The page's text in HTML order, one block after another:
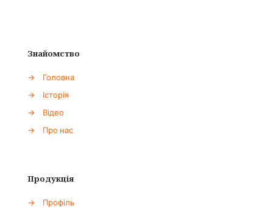
Знайомство
→
Головна
→
Історія
→
Відео
→
Про нас
Продукція
→
Профіль